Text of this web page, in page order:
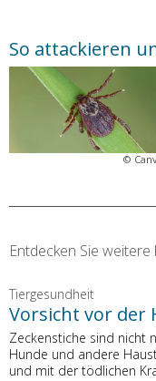
So attackieren
©
Entdecken Sie
Tiergesundheit
Vorsicht vor der
Zeckenstiche sind nicht
Hunde und andere
und mit der tödlichen